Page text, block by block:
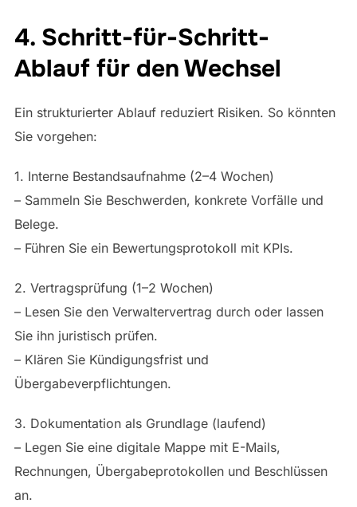
4. Schritt-für-Schritt-
Ablauf für den Wechsel
Ein strukturierter Ablauf reduziert Risiken. So könnten
Sie vorgehen:
1. Interne Bestandsaufnahme (2–4 Wochen)
– Sammeln Sie Beschwerden, konkrete Vorfälle und
Belege.
– Führen Sie ein Bewertungsprotokoll mit KPIs.
2. Vertragsprüfung (1–2 Wochen)
– Lesen Sie den Verwaltervertrag durch oder lassen
Sie ihn juristisch prüfen.
– Klären Sie Kündigungsfrist und
Übergabeverpflichtungen.
3. Dokumentation als Grundlage (laufend)
– Legen Sie eine digitale Mappe mit E-Mails,
Rechnungen, Übergabeprotokollen und Beschlüssen
an.